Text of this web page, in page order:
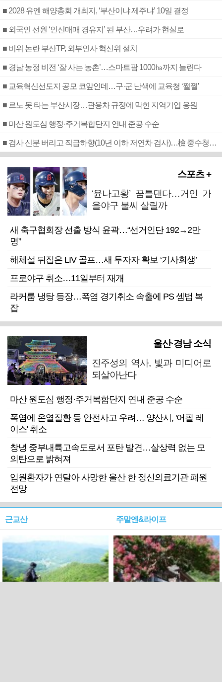
■ 2028 유엔 해양총회 개최지, ‘부산이냐 제주냐’ 10일 결정
■ 외국인 선원 ‘인신매매 경유지’ 된 부산…우려가 현실로
■ 비위 논란 부산TP, 외부인사 혁신위 설치
■ 경남 농정 비전 ‘잘 사는 농촌’…스마트팜 1000㏊까지 늘린다
■ 교육혁신선도지 공모 코앞인데…구·군 난색에 교육청 ‘쩔쩔’
■ 르노 못 타는 부산시장…관용차 규정에 막힌 지역기업 응원
■ 마산 원도심 행정·주거복합단지 연내 준공 수순
■ 검사 신분 버리고 직급하향(10년 이하 저연차 검사)…檢 중수청행 기피
스포츠 +
‘윤나고황’ 꿈틀댄다…거인 가
을야구 불씨 살릴까
새 축구협회장 선출 방식 윤곽…“선거인단 192→2만
명”
해체설 뒤집은 LIV 골프…새 투자자 확보 ‘기사회생’
프로야구 취소…11일부터 재개
라커룸 냉탕 등장…폭염 경기취소 속출에 PS 셈법 복
잡
울산·경남 소식
진주성의 역사, 빛과 미디어로
되살아난다
마산 원도심 행정·주거복합단지 연내 준공 수순
폭염에 온열질환 등 안전사고 우려… 양산시, '어필 레
이스' 취소
창녕 중부내륙고속도로서 포탄 발견…살상력 없는 모
의탄으로 밝혀져
입원환자가 연달아 사망한 울산 한 정신의료기관 폐원
전망
근교산 주말엔&라이프